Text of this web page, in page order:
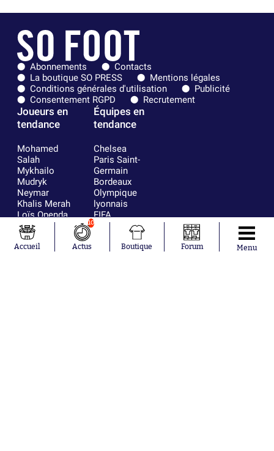
Abonnements
Contacts
La boutique SO PRESS
Mentions légales
Conditions générales d'utilisation
Publicité
Consentement RGPD
Recrutement
Joueurs en
tendance
Mohamed
Salah
Mykhailo
Mudryk
Neymar
Khalis Merah
Loïs Openda
Moussa
Niakhaté
Nicolás
Équipes en
tendance
Chelsea
Paris Saint-
Germain
Bordeaux
Olympique
lyonnais
FIFA
Real Madrid
RC Strasbourg
AC Milan
Accueil
10
Actus Boutique Forum Menu